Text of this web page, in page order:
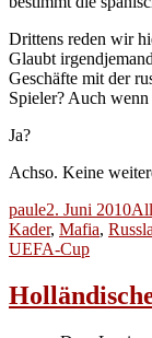
Drittens reden wir
Glaubt
Geschäfte mit der
Spieler? Auch
Ja?
Achso. Keine
Autor
pauleVeröffentlicht
am
2. Juni 2010
Kader, Mafia,
UEFA-Cup